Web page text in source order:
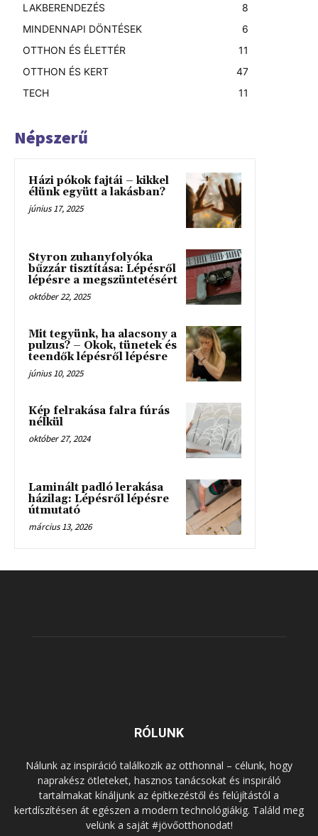
LAKBERENDEZÉS
8
MINDENNAPI DÖNTÉSEK
6
OTTHON ÉS ÉLETTÉR
11
OTTHON ÉS KERT
47
TECH
11
Népszerű
Házi pókok fajtái – kikkel
élünk együtt a lakásban?
június 17, 2025
Styron zuhanyfolyóka
bűzzár tisztítása: Lépésről
lépésre a megszüntetésért
október 22, 2025
Mit tegyünk, ha alacsony a
pulzus? – Okok, tünetek és
teendők lépésről lépésre
június 10, 2025
Kép felrakása falra fúrás
nélkül
október 27, 2024
Laminált padló lerakása
házilag: Lépésről lépésre
útmutató
március 13, 2026
RÓLUNK
Nálunk az inspiráció találkozik az otthonnal – célunk, hogy
naprakész ötleteket, hasznos tanácsokat és inspiráló
tartalmakat kínáljunk az építkezéstől és felújítástól a
kertdíszítésen át egészen a modern technológiákig. Találd meg
velünk a saját #jövőotthonodat!